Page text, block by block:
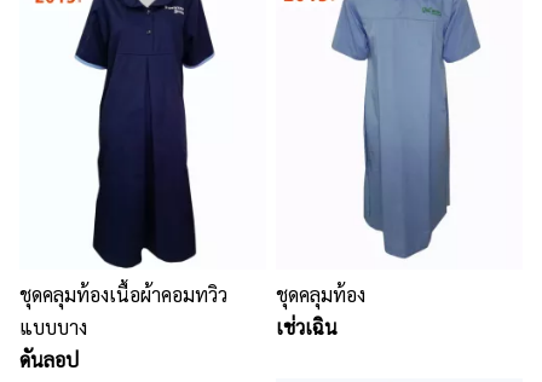
ชุดคลุมท้องเนื้อผ้าคอมทวิว
แบบบาง
ดันลอป
ชุดคลุมท้อง
เช่วเฉิน